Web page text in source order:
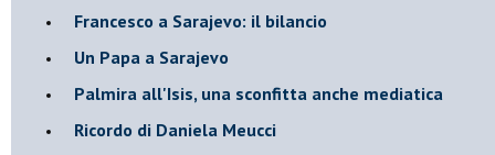
Francesco a Sarajevo: il bilancio
Un Papa a Sarajevo
Palmira all'Isis, una sconfitta anche mediatica
Ricordo di Daniela Meucci